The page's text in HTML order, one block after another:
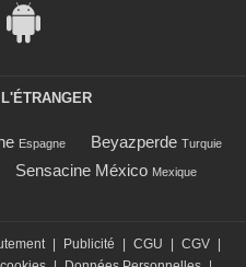
Espagne Beyazperde Turquie
Sensacine México Mexique
| Publicité | CGU | CGV |